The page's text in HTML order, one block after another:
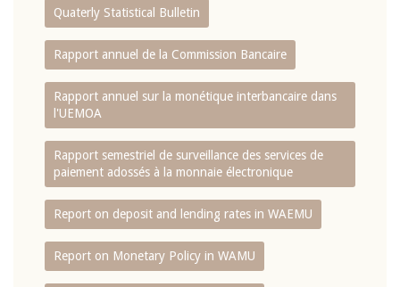
Quaterly Statistical Bulletin
Rapport annuel de la Commission Bancaire
Rapport annuel sur la monétique interbancaire dans
l'UEMOA
Rapport semestriel de surveillance des services de
paiement adossés à la monnaie électronique
Report on deposit and lending rates in WAEMU
Report on Monetary Policy in WAMU